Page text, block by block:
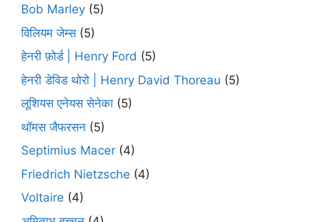
Bob Marley (5)
विलियम जेम्स(5)
हेनरी फ़ोर्ड | Henry Ford (5)
हेनरी डेविड थोरो | Henry David Thoreau (5)
लूशियस एनेयस सेनेका (5)
थॉमस जैफरसन (5)
Septimius Macer (4)
Friedrich Nietzsche (4)
Voltaire (4)